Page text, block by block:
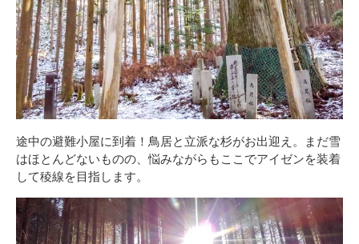
途中の避難小屋に到着！鳥居と立派な杉がお出迎え。まだ雪
はほとんどないものの、悩みながらもここでアイゼンを装着
して稜線を目指します。